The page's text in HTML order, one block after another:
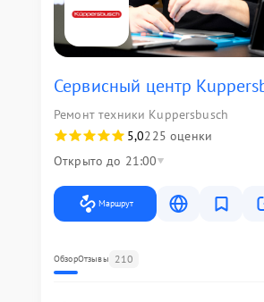
Сервисный центр
Ремонт техники Kuppersbusch
5,0225 оценки
Открыто до 21:00
Маршрут
ОбзорОтзывы 210